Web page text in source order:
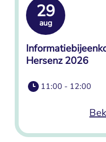
29
aug
Hersenz 2026
11:00 - 12:00